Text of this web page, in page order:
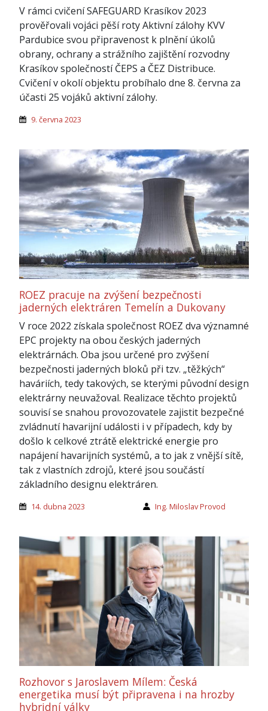
V rámci cvičení SAFEGUARD Krasíkov 2023
prověřovali vojáci pěší roty Aktivní zálohy KVV
Pardubice svou připravenost k plnění úkolů
obrany, ochrany a strážního zajištění rozvodny
Krasíkov společností ČEPS a ČEZ Distribuce.
Cvičení v okolí objektu probíhalo dne 8. června za
účasti 25 vojáků aktivní zálohy.
9. června 2023
ROEZ pracuje na zvýšení bezpečnosti
jaderných elektráren Temelín a Dukovany
V roce 2022 získala společnost ROEZ dva významné
EPC projekty na obou českých jaderných
elektrárnách. Oba jsou určené pro zvýšení
bezpečnosti jaderných bloků při tzv. „těžkých“
haváriích, tedy takových, se kterými původní design
elektrárny neuvažoval. Realizace těchto projektů
souvisí se snahou provozovatele zajistit bezpečné
zvládnutí havarijní události i v případech, kdy by
došlo k celkové ztrátě elektrické energie pro
napájení havarijních systémů, a to jak z vnější sítě,
tak z vlastních zdrojů, které jsou součástí
základního designu elektráren.
14. dubna 2023 Ing. Miloslav Provod
Rozhovor s Jaroslavem Mílem: Česká
energetika musí být připravena i na hrozby
hybridní války